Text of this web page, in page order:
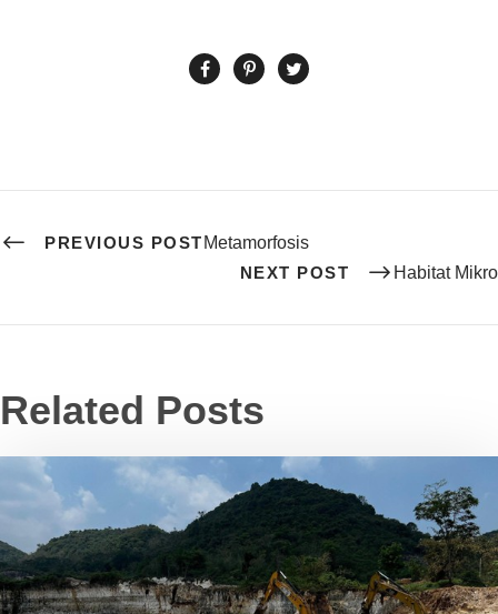
PREVIOUS POST Metamorfosis
NEXT POST
Habitat Mikro
Related Posts